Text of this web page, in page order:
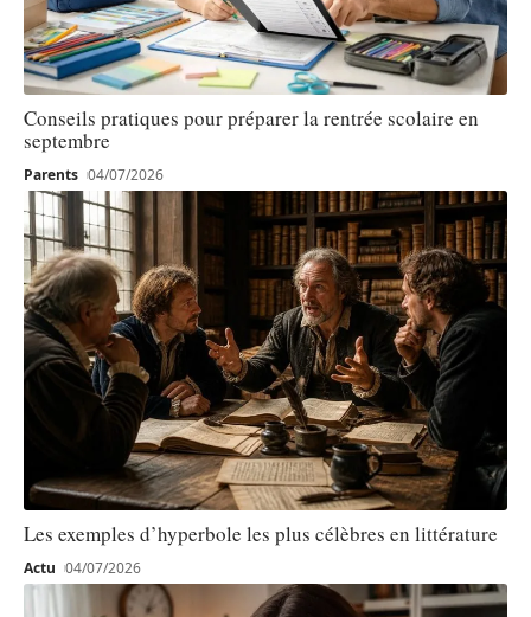
Conseils pratiques pour préparer la rentrée scolaire en
septembre
Parents 04/07/2026
Les exemples d’hyperbole les plus célèbres en littérature
Actu 04/07/2026